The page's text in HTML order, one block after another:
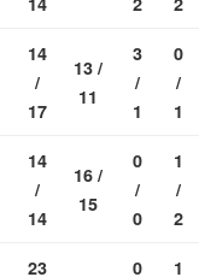
14
/
17
13 /
11
3
/
1
0
/
1
14
/
14
16 /
15
0
/
0
1
/
2
23
0
1